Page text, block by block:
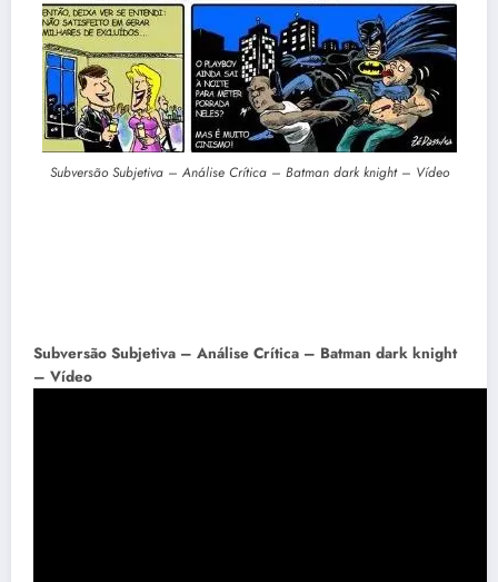
Subversão Subjetiva – Análise Crítica – Batman dark knight – Vídeo
Subversão Subjetiva – Análise Crítica – Batman dark knight
– Vídeo